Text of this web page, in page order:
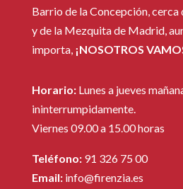
Barrio de la Concepción,
y de la Mezquita de Madrid,
importa, ¡NOSOTROS
Horario:Lunes a jueves
ininterrumpidamente.
Viernes 09.00 a 15.00 horas
Teléfono:91 326 75 00
Email: info@firenzia.es